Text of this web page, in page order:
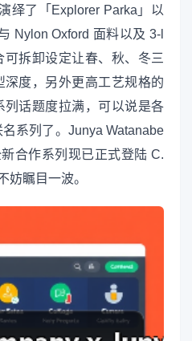
绎了「Explorer Parka」以
Nylon Oxford 面料以及 3-l
拆卸设定让春、秋、冬三
度，另外更高工艺规格的
列话题度拉满，可以说是各
系列了。Junya Watanabe
合作系列现已正式登陆 C.
妨瞩目一波。